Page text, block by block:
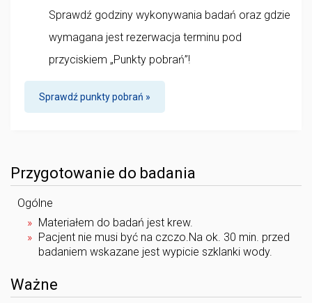
Sprawdź godziny wykonywania badań oraz gdzie
wymagana jest rezerwacja terminu pod
przyciskiem „Punkty pobrań”!
Sprawdź punkty pobrań »
Przygotowanie do badania
Ogólne
Materiałem do badań jest krew.
Pacjent nie musi być na czczo.Na ok. 30 min. przed
badaniem wskazane jest wypicie szklanki wody.
Ważne